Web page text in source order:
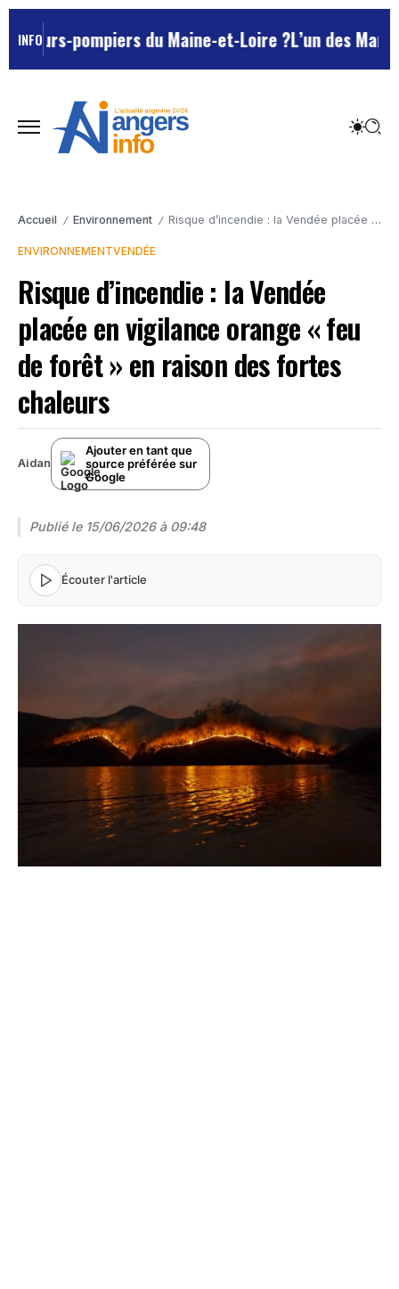
INFO
pompiers du Maine-et-Loire ?L’un des
Accueil / Environnement / Risque d’incendie : la Vendée placée en vigilance orange « feu de forêt » en raison des fortes chaleurs
ENVIRONNEMENTVENDÉE
Risque d’incendie : la Vendée
placée en vigilance orange « feu
de forêt » en raison des fortes
chaleurs
Aidan
Ajouter en tant que
source préférée sur
Google
Publié le 15/06/2026 à 09:48
Écouter l'article